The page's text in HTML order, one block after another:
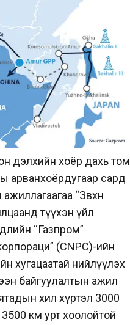
дэлхийн хоёр дахь том
арванхоёрдугаар сард
“Зөвхөн
түүхэн үйл
“Газпром”
(CNPC)-ийн
хугацаатай нийлүүлэх
байгуулалтын ажил
хил хүртэл 3000
км урт хоолойтой